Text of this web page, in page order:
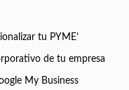
tu PYME’
de tu empresa
My Business